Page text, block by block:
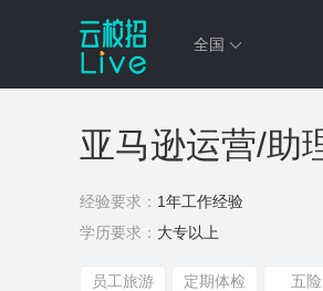
全国
亚马逊运营/助
经验要求： 1年工作经验
学历要求： 大专以上
员工旅游 定期体检 五险